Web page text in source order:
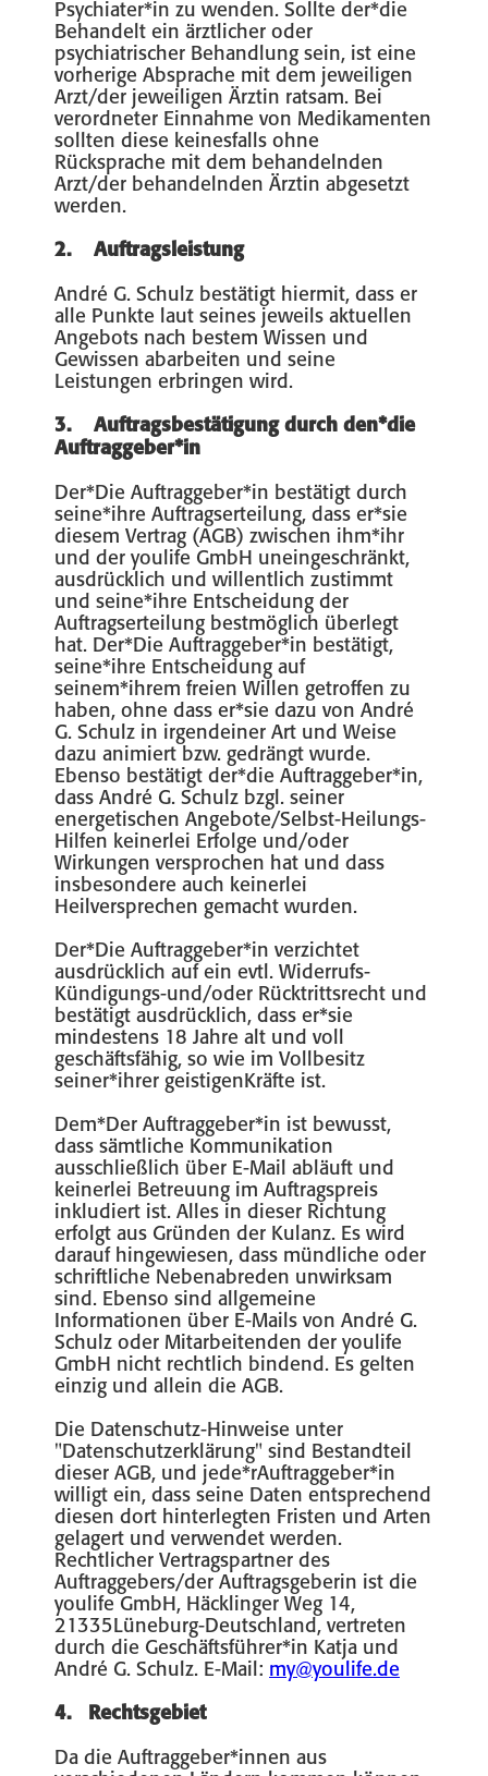
Psychiater*in zu wenden. Sollte der*die
Behandelt ein ärztlicher oder
psychiatrischer Behandlung sein, ist eine
vorherige Absprache mit dem jeweiligen
Arzt/der jeweiligen Ärztin ratsam. Bei
verordneter Einnahme von Medikamenten
sollten diese keinesfalls ohne
Rücksprache mit dem behandelnden
Arzt/der behandelnden Ärztin abgesetzt
werden.
2. Auftragsleistung
André G. Schulz bestätigt hiermit, dass er
alle Punkte laut seines jeweils aktuellen
Angebots nach bestem Wissen und
Gewissen abarbeiten und seine
Leistungen erbringen wird.
3. Auftragsbestätigung durch den*die
Auftraggeber*in
Der*Die Auftraggeber*in bestätigt durch
seine*ihre Auftragserteilung, dass er*sie
diesem Vertrag (AGB) zwischen ihm*ihr
und der youlife GmbH uneingeschränkt,
ausdrücklich und willentlich zustimmt
und seine*ihre Entscheidung der
Auftragserteilung bestmöglich überlegt
hat. Der*Die Auftraggeber*in bestätigt,
seine*ihre Entscheidung auf
seinem*ihrem freien Willen getroffen zu
haben, ohne dass er*sie dazu von André
G. Schulz in irgendeiner Art und Weise
dazu animiert bzw. gedrängt wurde.
Ebenso bestätigt der*die Auftraggeber*in,
dass André G. Schulz bzgl. seiner
energetischen Angebote/Selbst-Heilungs-
Hilfen keinerlei Erfolge und/oder
Wirkungen versprochen hat und dass
insbesondere auch keinerlei
Heilversprechen gemacht wurden.
Der*Die Auftraggeber*in verzichtet
ausdrücklich auf ein evtl. Widerrufs-
Kündigungs-und/oder Rücktrittsrecht und
bestätigt ausdrücklich, dass er*sie
mindestens 18 Jahre alt und voll
geschäftsfähig, so wie im Vollbesitz
seiner*ihrer geistigenKräfte ist.
Dem*Der Auftraggeber*in ist bewusst,
dass sämtliche Kommunikation
ausschließlich über E-Mail abläuft und
keinerlei Betreuung im Auftragspreis
inkludiert ist. Alles in dieser Richtung
erfolgt aus Gründen der Kulanz. Es wird
darauf hingewiesen, dass mündliche oder
schriftliche Nebenabreden unwirksam
sind. Ebenso sind allgemeine
Informationen über E-Mails von André G.
Schulz oder Mitarbeitenden der youlife
GmbH nicht rechtlich bindend. Es gelten
einzig und allein die AGB.
Die Datenschutz-Hinweise unter
"Datenschutzerklärung" sind Bestandteil
dieser AGB, und jede*rAuftraggeber*in
willigt ein, dass seine Daten entsprechend
diesen dort hinterlegten Fristen und Arten
gelagert und verwendet werden.
Rechtlicher Vertragspartner des
Auftraggebers/der Auftragsgeberin ist die
youlife GmbH, Häcklinger Weg 14,
21335Lüneburg-Deutschland, vertreten
durch die Geschäftsführer*in Katja und
André G. Schulz. E-Mail: my@youlife.de
4. Rechtsgebiet
Da die Auftraggeber*innen aus